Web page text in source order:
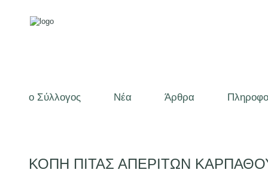
ο Σύλλογος Νέα Άρθρα
ΚΟΠΗ ΠΙΤΑΣ ΑΠΕΡΙΤΩΝ